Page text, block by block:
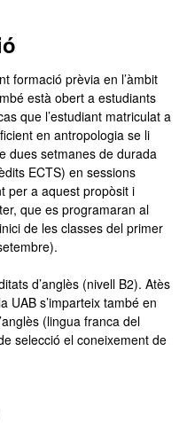
formació prèvia en l’àmbit
està obert a estudiants
que l’estudiant matriculat a
en antropologia se li
dues setmanes de durada
ECTS) en sessions
per a aquest propòsit i
que es programaran al
de les classes del primer
d’anglès (nivell B2). Atès
UAB s’imparteix també en
(lingua franca del
selecció el coneixement de